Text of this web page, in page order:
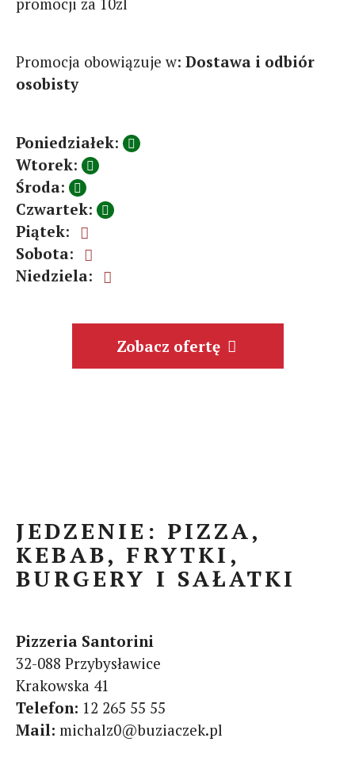
Promocja obowiązuje w: Dostawa i odbiór
osobisty
Poniedziałek:
Wtorek:
Środa:
Czwartek:
Piątek:
Sobota:
Niedziela:
Zobacz ofertę
JEDZENIE: PIZZA,
KEBAB, FRYTKI,
BURGERY I SAŁATKI
Pizzeria Santorini
32-088 Przybysławice
Krakowska 41
Telefon: 12 265 55 55
Mail: michalz0@buziaczek.pl